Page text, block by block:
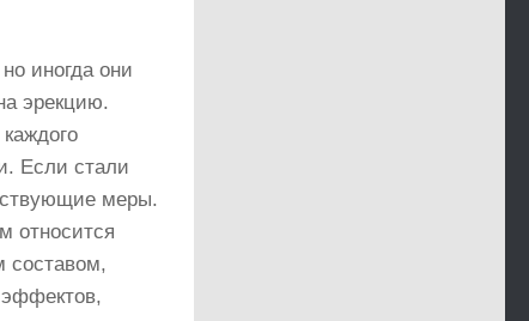
иногда они
эрекцию.
Если стали
меры.
относится
составом,
эффектов,